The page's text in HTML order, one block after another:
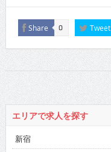
Share 0 Tweet
エリアで求人を探す
新宿